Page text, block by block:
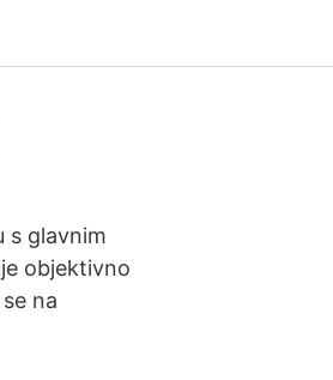
s glavnim
objektivno
na